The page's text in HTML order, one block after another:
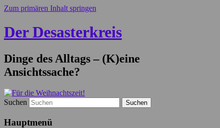
Zum primären Inhalt springen
Der Desasterkreis
Dinge des Alltags – (K)eine
Ansichtssache?
Suchen
Hauptmenü